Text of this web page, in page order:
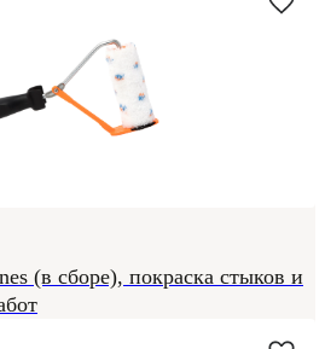
(в сборе), покраска стыков и